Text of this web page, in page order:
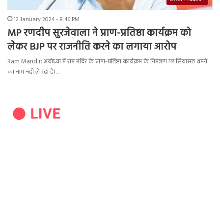
12 January 2024 - 8:46 PM
MP रणदीप सुरजेवाला ने प्राण-प्रतिष्ठा कार्यक्रम को
लेकर BJP पर राजनीति करने का लगाया आरोप
Ram Mandir: अयोध्या में राम मंदिर के प्राण-प्रतिष्ठा कार्यक्रम के निमंत्रण पर सियासत थमने
का नाम नहीं ले रहा है।…